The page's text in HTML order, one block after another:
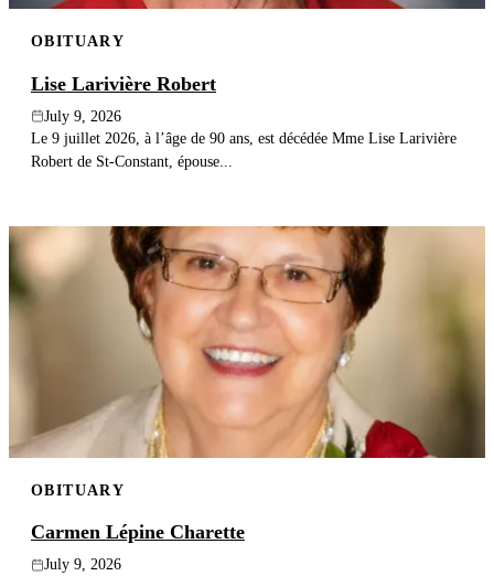
OBITUARY
Lise Larivière Robert
July 9, 2026
Le 9 juillet 2026, à l’âge de 90 ans, est décédée Mme Lise Larivière
Robert de St-Constant, épouse...
OBITUARY
Carmen Lépine Charette
July 9, 2026